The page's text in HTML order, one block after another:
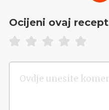
Ocijeni ovaj recept